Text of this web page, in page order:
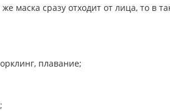
маска сразу отходит от лица, то в
плавание;